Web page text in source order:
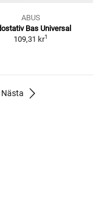
ABUS
Bas Universal
109,31 kr1
Nästa